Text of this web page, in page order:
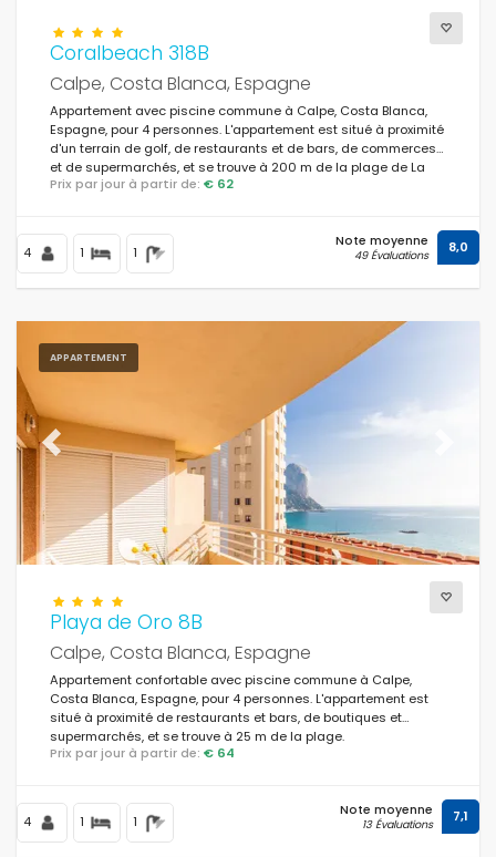
Coralbeach 318B
Calpe, Costa Blanca, Espagne
Appartement avec piscine commune à Calpe, Costa Blanca,
Espagne, pour 4 personnes. L'appartement est situé à proximité
d'un terrain de golf, de restaurants et de bars, de commerces
et de supermarchés, et se trouve à 200 m de la plage de La
Fossa / Levante.
Prix par jour à partir de: € 62
4 1 1
Note moyenne
49 Évaluations 8,0
APPARTEMENT
Previous
Playa de Oro 8B
Calpe, Costa Blanca, Espagne
Appartement confortable avec piscine commune à Calpe,
Costa Blanca, Espagne, pour 4 personnes. L'appartement est
situé à proximité de restaurants et bars, de boutiques et
supermarchés, et se trouve à 25 m de la plage.
Prix par jour à partir de: € 64
4 1 1
Note moyenne
13 Évaluations 7,1